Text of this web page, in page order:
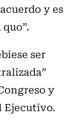
y es
ser
y
Ejecutivo.